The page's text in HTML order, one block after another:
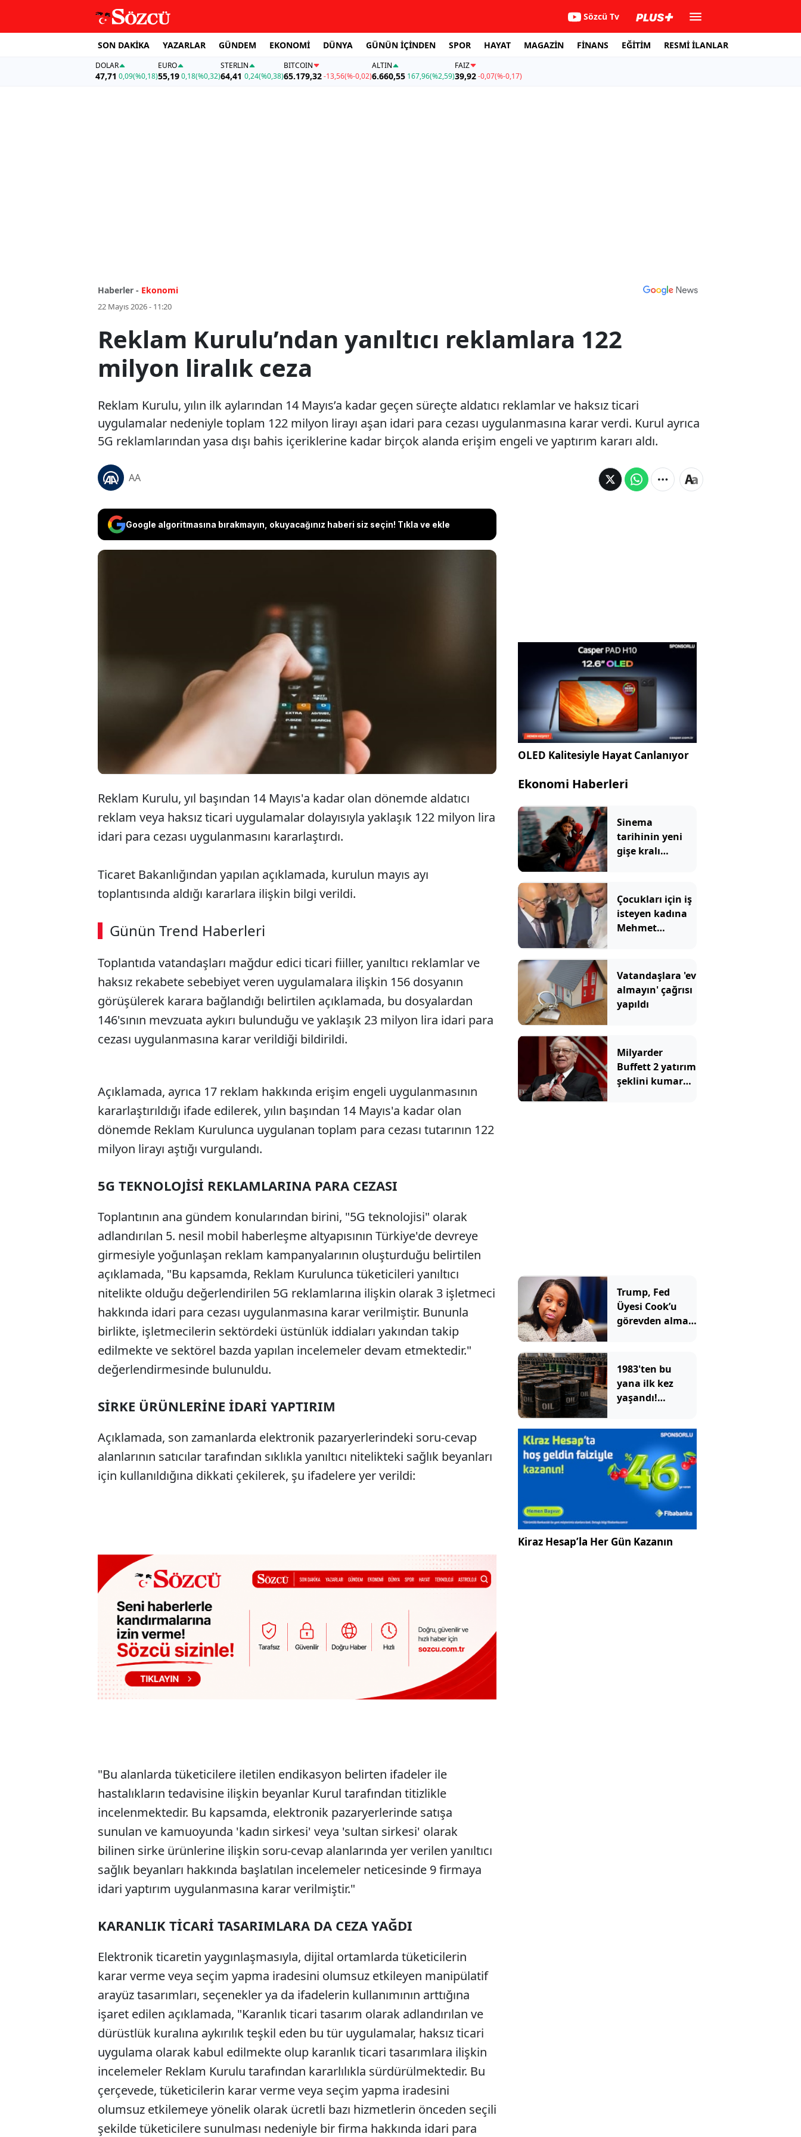
Sözcü Tv
SON DAKİKA YAZARLAR GÜNDEM EKONOMİ DÜNYA GÜNÜN İÇİNDEN SPOR HAYAT MAGAZİN FİNANS EĞİTİM RESMİ İLANLAR
DOLAR
47,71 0,09(%0,18)
EURO
55,19 0,18(%0,32)
STERLIN
64,41 0,24(%0,38)
BITCOIN
65.179,32-13,56(%-0,02)
ALTIN
6.660,55 167,96(%2,59)
FAİZ
39,92-0,07(%-0,17)
Haberler - Ekonomi
22 Mayıs 2026 - 11:20
Reklam Kurulu’ndan yanıltıcı reklamlara 122
milyon liralık ceza
Reklam Kurulu, yılın ilk aylarından 14 Mayıs’a kadar geçen süreçte aldatıcı reklamlar ve haksız ticari
uygulamalar nedeniyle toplam 122 milyon lirayı aşan idari para cezası uygulanmasına karar verdi. Kurul ayrıca
5G reklamlarından yasa dışı bahis içeriklerine kadar birçok alanda erişim engeli ve yaptırım kararı aldı.
AA
Google algoritmasına bırakmayın, okuyacağınız haberi siz seçin! Tıkla ve ekle
Reklam Kurulu, yılın ilk aylarından 14 Mayıs’a kadar geçen süreçte
aldatıcı reklamlar ve haksız ticari uygulamalar nedeniyle toplam 122
milyon lirayı aşan idari para cezası uygulanmasına karar verdi. Kurul
ayrıca 5G reklamlarından yasa dışı bahis içeriklerine kadar birçok
alanda erişim engeli ve yaptırım kararı aldı.
Reklam Kurulu, yıl başından 14 Mayıs'a kadar olan dönemde aldatıcı
reklam veya haksız ticari uygulamalar dolayısıyla yaklaşık 122 milyon lira
idari para cezası uygulanmasını kararlaştırdı.
Ticaret Bakanlığından yapılan açıklamada, kurulun mayıs ayı
toplantısında aldığı kararlara ilişkin bilgi verildi.
Günün Trend Haberleri
00:02 / 08:06
Sesi Aç
Toplantıda vatandaşları mağdur edici ticari fiiller, yanıltıcı reklamlar ve
haksız rekabete sebebiyet veren uygulamalara ilişkin 156 dosyanın
görüşülerek karara bağlandığı belirtilen açıklamada, bu dosyalardan
146'sının mevzuata aykırı bulunduğu ve yaklaşık 23 milyon lira idari para
cezası uygulanmasına karar verildiği bildirildi.
Açıklamada, ayrıca 17 reklam hakkında erişim engeli uygulanmasının
kararlaştırıldığı ifade edilerek, yılın başından 14 Mayıs'a kadar olan
dönemde Reklam Kurulunca uygulanan toplam para cezası tutarının 122
milyon lirayı aştığı vurgulandı.
5G TEKNOLOJİSİ REKLAMLARINA PARA CEZASI
Toplantının ana gündem konularından birini, "5G teknolojisi" olarak
adlandırılan 5. nesil mobil haberleşme altyapısının Türkiye'de devreye
girmesiyle yoğunlaşan reklam kampanyalarının oluşturduğu belirtilen
açıklamada, "Bu kapsamda, Reklam Kurulunca tüketicileri yanıltıcı
nitelikte olduğu değerlendirilen 5G reklamlarına ilişkin olarak 3 işletmeci
hakkında idari para cezası uygulanmasına karar verilmiştir. Bununla
birlikte, işletmecilerin sektördeki üstünlük iddiaları yakından takip
edilmekte ve sektörel bazda yapılan incelemeler devam etmektedir."
değerlendirmesinde bulunuldu.
SİRKE ÜRÜNLERİNE İDARİ YAPTIRIM
Açıklamada, son zamanlarda elektronik pazaryerlerindeki soru-cevap
alanlarının satıcılar tarafından sıklıkla yanıltıcı nitelikteki sağlık beyanları
için kullanıldığına dikkati çekilerek, şu ifadelere yer verildi:
"Bu alanlarda tüketicilere iletilen endikasyon belirten ifadeler ile
hastalıkların tedavisine ilişkin beyanlar Kurul tarafından titizlikle
incelenmektedir. Bu kapsamda, elektronik pazaryerlerinde satışa
sunulan ve kamuoyunda 'kadın sirkesi' veya 'sultan sirkesi' olarak
bilinen sirke ürünlerine ilişkin soru-cevap alanlarında yer verilen yanıltıcı
sağlık beyanları hakkında başlatılan incelemeler neticesinde 9 firmaya
idari yaptırım uygulanmasına karar verilmiştir."
KARANLIK TİCARİ TASARIMLARA DA CEZA YAĞDI
Elektronik ticaretin yaygınlaşmasıyla, dijital ortamlarda tüketicilerin
karar verme veya seçim yapma iradesini olumsuz etkileyen manipülatif
arayüz tasarımları, seçenekler ya da ifadelerin kullanımının arttığına
işaret edilen açıklamada, "Karanlık ticari tasarım olarak adlandırılan ve
dürüstlük kuralına aykırılık teşkil eden bu tür uygulamalar, haksız ticari
uygulama olarak kabul edilmekte olup karanlık ticari tasarımlara ilişkin
incelemeler Reklam Kurulu tarafından kararlılıkla sürdürülmektedir. Bu
çerçevede, tüketicilerin karar verme veya seçim yapma iradesini
olumsuz etkilemeye yönelik olarak ücretli bazı hizmetlerin önceden seçili
şekilde tüketicilere sunulması nedeniyle bir firma hakkında idari para
OLED Kalitesiyle Hayat Canlanıyor
Ekonomi Haberleri
Sinema
tarihinin yeni
gişe kralı
geçti
Çocukları için iş
isteyen kadına
Mehmet
Vatandaşlara 'ev
almayın' çağrısı
yapıldı
Milyarder
Buffett 2 yatırım
şeklini kumara
Trump, Fed
Üyesi Cook’u
görevden alma
1983'ten bu
yana ilk kez
yaşandı!
depoları hızla
Kiraz Hesap’la Her Gün Kazanın